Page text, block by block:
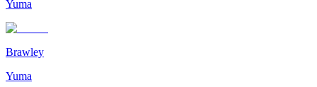
Yuma
Brawley
Yuma